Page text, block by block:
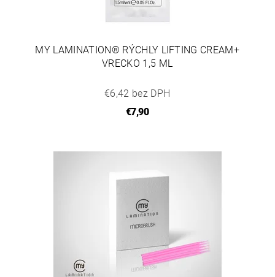
MY LAMINATION® RÝCHLY LIFTING CREAM+
VRECKO 1,5 ML
€6,42 bez DPH
€7,90